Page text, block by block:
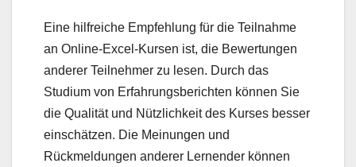
Eine hilfreiche Empfehlung für die Teilnahme
an Online-Excel-Kursen ist, die Bewertungen
anderer Teilnehmer zu lesen. Durch das
Studium von Erfahrungsberichten können Sie
die Qualität und Nützlichkeit des Kurses besser
einschätzen. Die Meinungen und
Rückmeldungen anderer Lernender können